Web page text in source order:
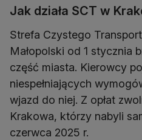
Jak działa SCT w
Strefa Czystego
Małopolski od 1 stycznia
część miasta. Kierowcy
niespełniających
wjazd do niej. Z opłat
Krakowa, którzy nabyli
czerwca 2025 r.